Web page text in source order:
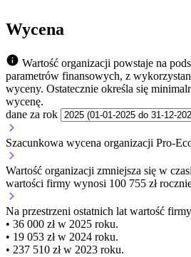
Wycena
Wartość organizacji powstaje na
parametrów finansowych, z
wyceny. Ostatecznie określa się
wycenę.
dane za rok
Szacunkowa wycena organizacji Pro-
Wartość organizacji zmniejsza się w
wartości firmy wynosi 100 755 zł
Na przestrzeni ostatnich lat wartość
• 36 000 zł w 2025 roku.
• 19 053 zł w 2024 roku.
• 237 510 zł w 2023 roku.